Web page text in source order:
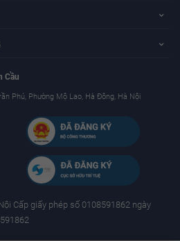
Cầu
Phú, Phường Mộ Lao, Hà Đông, Hà Nội
Cấp giấy phép số 0108591862 ngày